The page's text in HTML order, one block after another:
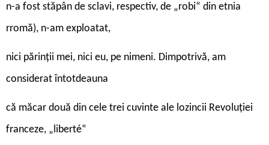
n-a fost stăpân de sclavi, respectiv, de „robi“ din etnia
rromă), n-am exploatat,
nici părinții mei, nici eu, pe nimeni. Dimpotrivă, am
considerat întotdeauna
că măcar două din cele trei cuvinte ale lozincii Revoluției
franceze, „liberté“